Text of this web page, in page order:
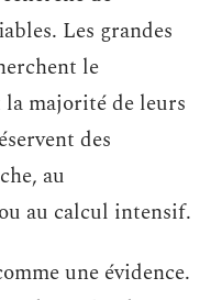
Les grandes
le
majorité de leurs
des
au
au calcul intensif.
une évidence.